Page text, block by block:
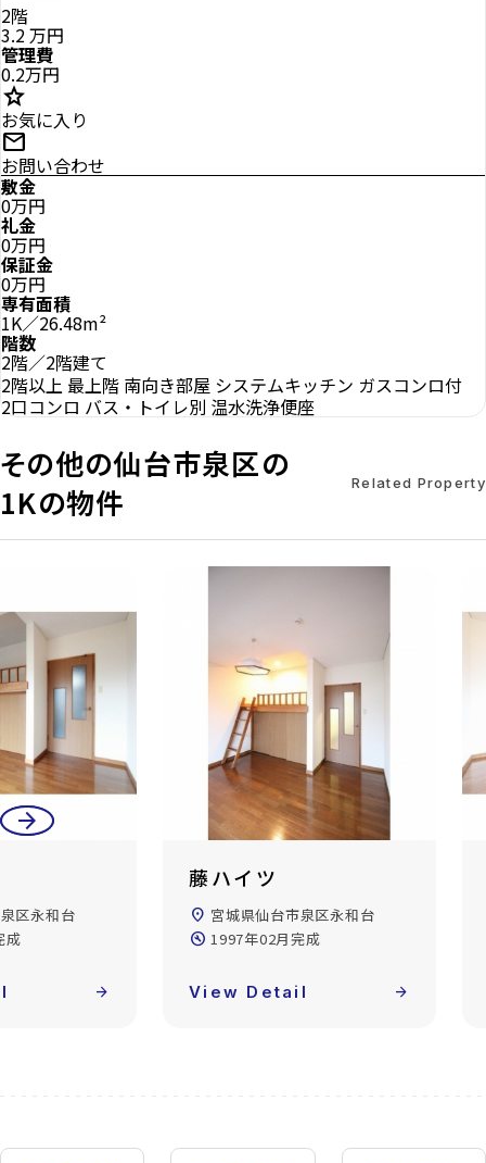
2階
3.2万円
管理費
0.2万円
star
お気に入り
mail
お問い合わせ
敷金
0万円
礼金
0万円
保証金
0万円
専有面積
1K／26.48m²
階数
2階／2階建て
2階以上 最上階 南向き部屋 システムキッチン ガスコンロ付
2口コンロ バス・トイレ別 温水洗浄便座
その他の仙台市泉区の
1Kの物件
Related Property
arrow_back
arrow_forward
区永和台
成
arrow_forward
藤ハイツ
location_on 宮城県仙台市泉区永和台
build_circle 1997年02月完成
View Detail arrow_forward